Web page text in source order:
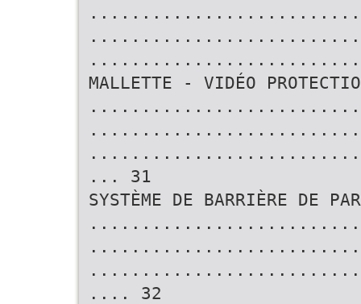
MALLETTE - VIDÉO
... 31
SYSTÈME DE BARRIÈRE DE
.... 32